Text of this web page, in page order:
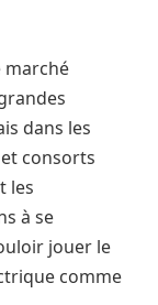
marché
dans les
et consorts
les
à se
jouer le
comme